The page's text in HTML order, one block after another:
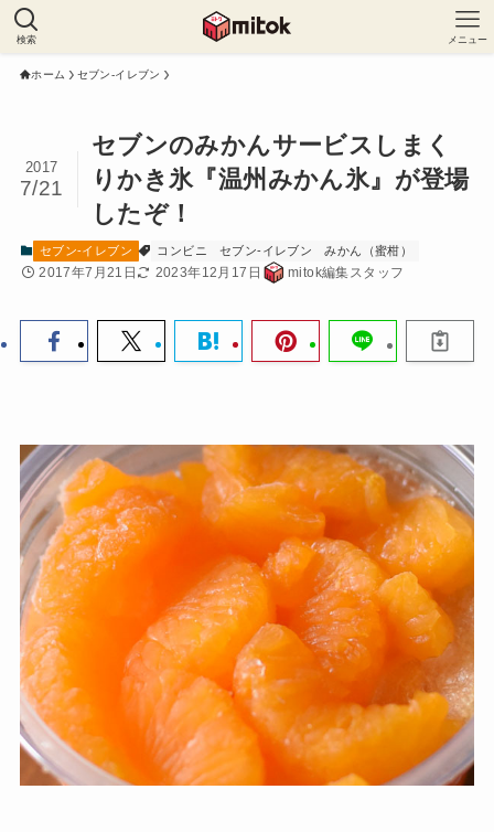
検索 メニュー
ホーム セブン-イレブン
セブンのみかんサービスしまく
りかき氷『温州みかん氷』が登場
したぞ！
2017
7/21
セブン-イレブン コンビニ セブン-イレブン みかん（蜜柑）
2017年7月21日 2023年12月17日 mitok編集スタッフ